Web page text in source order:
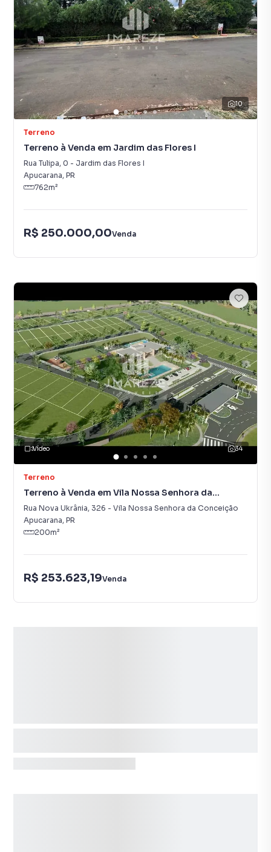
10
Terreno
Terreno à Venda em Jardim das Flores I
Rua Tulipa, 0 - Jardim das Flores I
Apucarana, PR
762m²
R$ 250.000,00Venda
34
Vídeo
Terreno
Terreno à Venda em Vila Nossa Senhora da
Conceição
Rua Nova Ukrânia, 326 - Vila Nossa Senhora da Conceição
Apucarana, PR
200m²
R$ 253.623,19Venda